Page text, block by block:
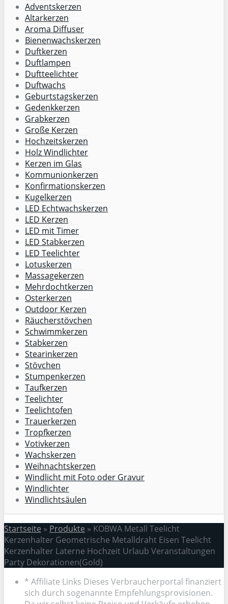
Adventskerzen
Altarkerzen
Aroma Diffuser
Bienenwachskerzen
Duftkerzen
Duftlampen
Duftteelichter
Duftwachs
Geburtstagskerzen
Gedenkkerzen
Grabkerzen
Große Kerzen
Hochzeitskerzen
Holz Windlichter
Kerzen im Glas
Kommunionkerzen
Konfirmationskerzen
Kugelkerzen
LED Echtwachskerzen
LED Kerzen
LED mit Timer
LED Stabkerzen
LED Teelichter
Lotuskerzen
Massagekerzen
Mehrdochtkerzen
Osterkerzen
Outdoor Kerzen
Räucherstövchen
Schwimmkerzen
Stabkerzen
Stearinkerzen
Stövchen
Stumpenkerzen
Taufkerzen
Teelichter
Teelichtofen
Trauerkerzen
Tropfkerzen
Votivkerzen
Wachskerzen
Weihnachtskerzen
Windlicht mit Foto oder Gravur
Windlichter
Windlichtsäulen
Startseite » Produkte » KOBWA Metall Teelicht
Kerzenhalter Geometrische Metalldraht Eisen Teelicht
Kerzenhalter Laterne Hochzeit Urlaub Veranstaltungen
Party Dekorationen(Gold)
* Affiliate Links Dieses Verbraucherportal finanziert
sich durch sogenannte Empfehlungsprovisionen.